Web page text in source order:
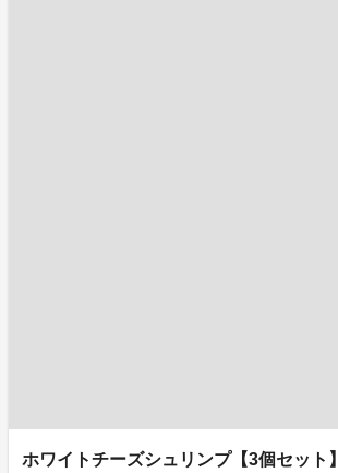
ホワイトチーズシュリンプ【3個セット】